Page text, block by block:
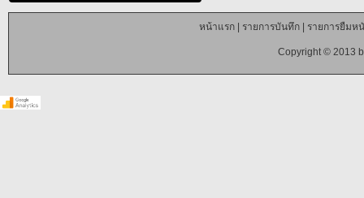
หน้าแรก| รายการบันทึก| รายการยืมห
Copyright © 2013